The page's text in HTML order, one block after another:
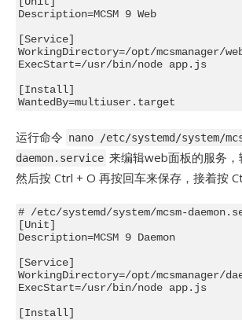
Description=MCSM 9 Web
[Service]
WorkingDirectory=/opt/mcsmanager/
ExecStart=/usr/bin/node app.js
[Install]
运行命令 nano /etc/systemd/system/
daemon.service 来编辑web面板的服务，
然后按 Ctrl + O 再按回车来保存，接着按
# /etc/systemd/system/mcsm-
[Unit]
Description=MCSM 9 Daemon
[Service]
WorkingDirectory=/opt/mcsmanager/
ExecStart=/usr/bin/node app.js
[Install]